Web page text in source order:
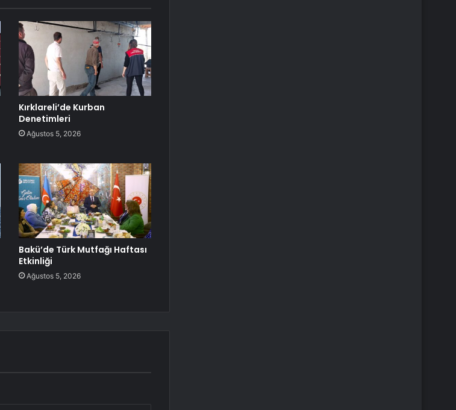
Kırklareli’de Kurban
Denetimleri
Ağustos 5, 2026
Bakü’de Türk Mutfağı Haftası
Etkinliği
Ağustos 5, 2026